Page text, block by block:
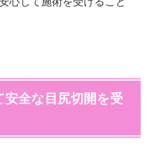
全な目尻切開を受